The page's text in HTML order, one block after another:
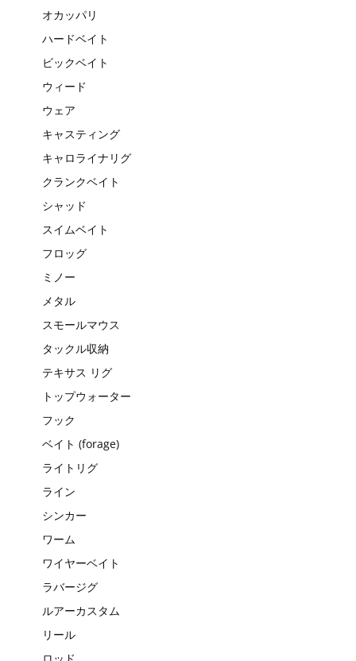
オカッパリ
ハードベイト
ビックベイト
ウィード
ウェア
キャスティング
キャロライナリグ
クランクベイト
シャッド
スイムベイト
フロッグ
ミノー
メタル
スモールマウス
タックル収納
テキサス リグ
トップウォーター
フック
ベイト (forage)
ライトリグ
ライン
シンカー
ワーム
ワイヤーベイト
ラバージグ
ルアーカスタム
リール